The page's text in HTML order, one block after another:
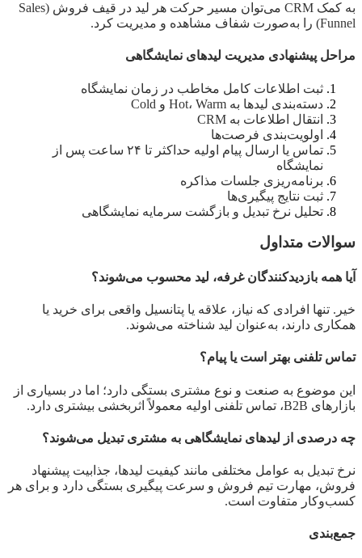
به کمک CRM می‌توان مسیر حرکت هر لید در قیف فروش (Sales
Funnel) را به‌صورت شفاف مشاهده و مدیریت کرد.
مراحل پیشنهادی مدیریت لیدهای نمایشگاهی
ثبت اطلاعات کامل مخاطب در زمان نمایشگاه
دسته‌بندی لیدها به Hot، Warm و Cold
انتقال اطلاعات به CRM
اولویت‌بندی فرصت‌ها
تماس یا ارسال پیام اولیه حداکثر تا ۲۴ ساعت پس از
نمایشگاه
برنامه‌ریزی جلسات مذاکره
ثبت نتایج پیگیری‌ها
تحلیل نرخ تبدیل و بازگشت سرمایه نمایشگاهی
سوالات متداول
آیا همه بازدیدکنندگان غرفه، لید محسوب می‌شوند؟
خیر. تنها افرادی که نیاز، علاقه یا پتانسیل واقعی برای خرید یا
همکاری دارند، به‌عنوان لید شناخته می‌شوند.
تماس تلفنی بهتر است یا پیام؟
این موضوع به صنعت و نوع مشتری بستگی دارد؛ اما در بسیاری از
بازارهای B2B، تماس تلفنی اولیه معمولاً اثربخشی بیشتری دارد.
چه درصدی از لیدهای نمایشگاهی به مشتری تبدیل می‌شوند؟
نرخ تبدیل به عوامل مختلفی مانند کیفیت لیدها، جذابیت پیشنهاد
فروش، مهارت تیم فروش و سرعت پیگیری بستگی دارد و برای هر
کسب‌وکار متفاوت است.
جمع‌بندی